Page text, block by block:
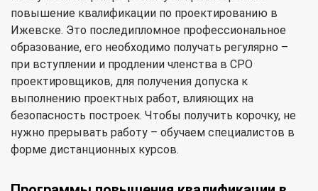
повышение квалификации по проектированию в
Ижевске. Это последипломное профессиональное
образование, его необходимо получать регулярно –
при вступлении и продлении членства в СРО
проектировщиков, для получения допуска к
выполнению проектных работ, влияющих на
безопасность построек. Чтобы получить корочку, не
нужно прерывать работу – обучаем специалистов в
форме дистанционных курсов.